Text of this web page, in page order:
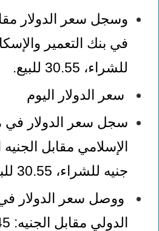
وسجل سعر الدولار
للشراء، 30.55 للبيع
.
سعر الدولار اليوم
سجل سعر الدولار
جنيه للشراء، 30.55 للبيع
ووصل سعر الدولار في